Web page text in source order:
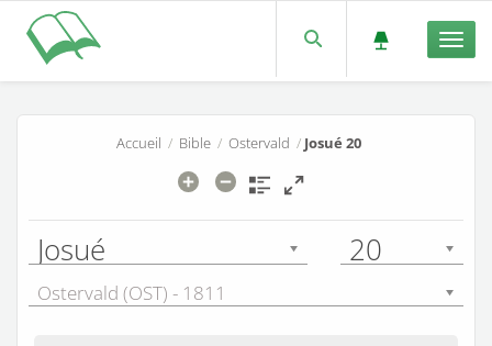
Accueil / Bible/ Ostervald / Josué 20
Josué 20
Ostervald (OST) - 1811